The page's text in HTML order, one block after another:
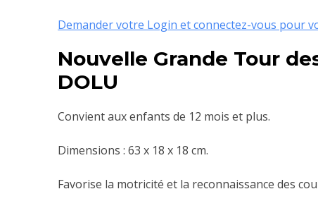
Demander votre Login et connectez-vous pour
Nouvelle Grande Tour
DOLU
Convient aux enfants de 12 mois et plus.
Dimensions : 63 x 18 x 18 cm.
Favorise la motricité et la reconnaissance des